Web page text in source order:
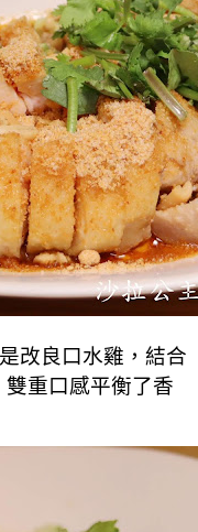
改良口水雞，結合
重口感平衡了香